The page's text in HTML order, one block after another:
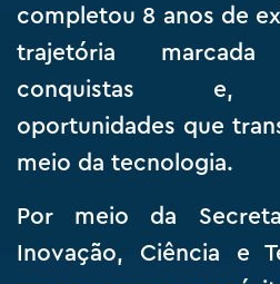
completou 8 anos de
trajetória
conquistas e,
oportunidades que
meio da tecnologia.
Por meio da
Inovação, Ciência e